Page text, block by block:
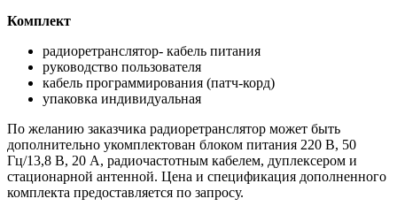
Комплект
радиоретранслятор- кабель питания
руководство пользователя
кабель программирования (патч-корд)
упаковка индивидуальная
По желанию заказчика радиоретранслятор может быть
дополнительно укомплектован блоком питания 220 В, 50
Гц/13,8 В, 20 А, радиочастотным кабелем, дуплексером и
стационарной антенной. Цена и спецификация дополненного
комплекта предоставляется по запросу.